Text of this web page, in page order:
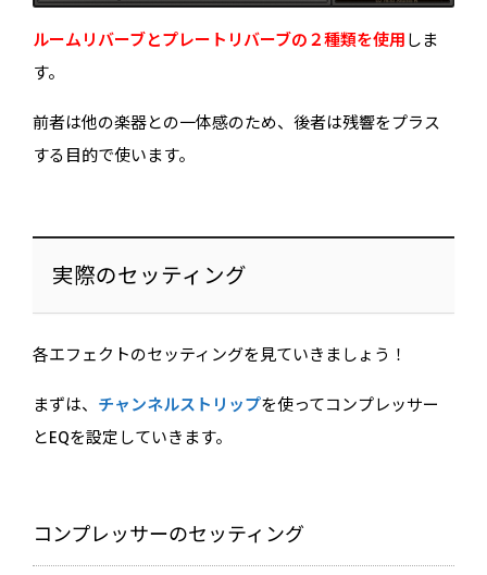
ルームリバーブとプレートリバーブの２種類を使用しま
す。
前者は他の楽器との一体感のため、後者は残響をプラス
する目的で使います。
実際のセッティング
各エフェクトのセッティングを見ていきましょう！
まずは、 チャンネルストリップを使ってコンプレッサー
とEQを設定していきます。
コンプレッサーのセッティング